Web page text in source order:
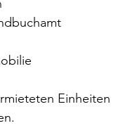
Einheiten